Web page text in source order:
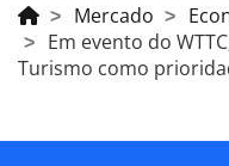
Mercado
Em evento do
Turismo como